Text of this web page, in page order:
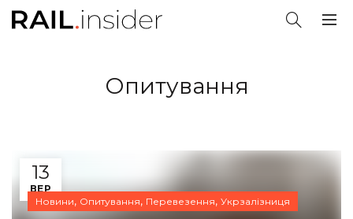
Опитування
13
ВЕР
Новини, Опитування, Перевезення, Укрзалізниця